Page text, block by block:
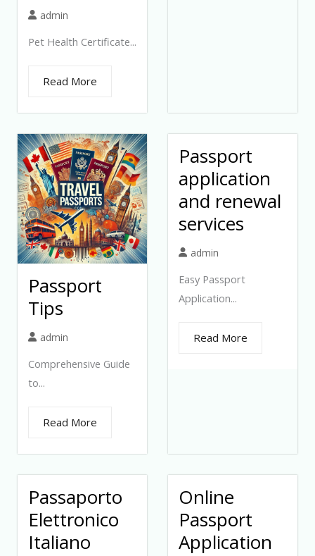
admin
Pet Health Certificate...
Read More
Passport
Tips
admin
Comprehensive Guide
to...
Read More
Passport
application
and renewal
services
admin
Easy Passport
Application...
Read More
Passaporto
Elettronico
Italiano
Online
Passport
Application